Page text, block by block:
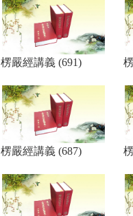
楞嚴經講義 (691)
楞嚴經講義 (687)